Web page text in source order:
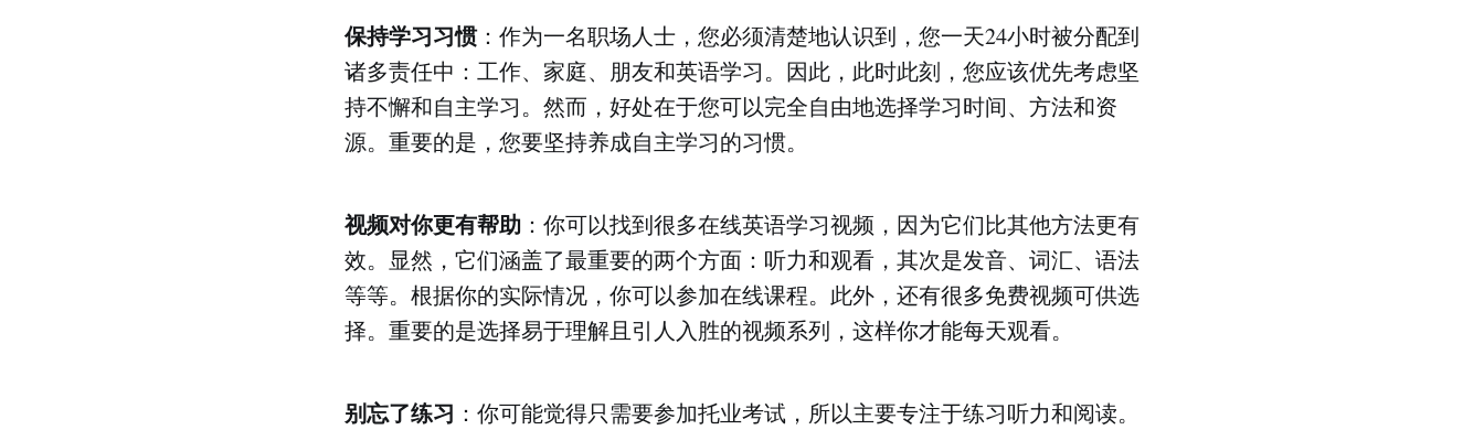
保持学习习惯：作为一名职场人士，您必须清楚地认识到，您一天24小时被分配到
诸多责任中：工作、家庭、朋友和英语学习。因此，此时此刻，您应该优先考虑坚
持不懈和自主学习。然而，好处在于您可以完全自由地选择学习时间、方法和资
源。重要的是，您要坚持养成自主学习的习惯。
视频对你更有帮助 ：你可以找到很多在线英语学习视频，因为它们比其他方法更有
效。显然，它们涵盖了最重要的两个方面：听力和观看，其次是发音、词汇、语法
等等。根据你的实际情况，你可以参加在线课程。此外，还有很多免费视频可供选
择。重要的是选择易于理解且引人入胜的视频系列，这样你才能每天观看。
别忘了练习 ：你可能觉得只需要参加托业考试，所以主要专注于练习听力和阅读。